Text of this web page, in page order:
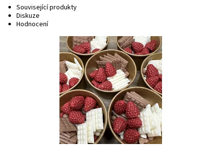
Související produkty
Diskuze
Hodnocení
Svěží a přitom sladká vonná kolekce, která vás doma
bude bavit. Využijte hravou čokoládu a malinu, s pomocí
menších peciček můžete mít pokaždé...
Dostupnost:
Skladem 6
3062